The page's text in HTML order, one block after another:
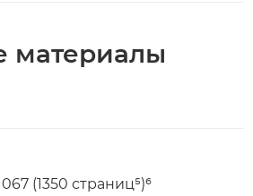
материалы
(1350 страниц⁵)⁶